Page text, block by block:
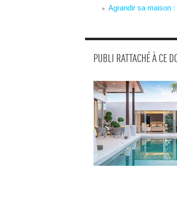
Agrandir sa maison
PUBLI RATTACHÉ À CE